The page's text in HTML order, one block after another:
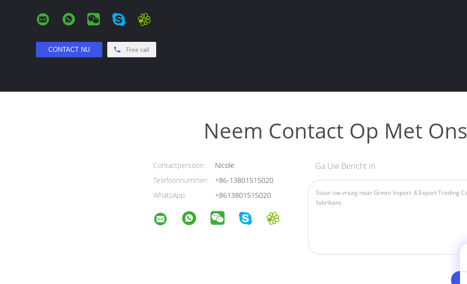
Free call
Neem Contact Op Met Ons
Contactpersoon:
Nicole
Telefoonnummer:
+86-13801515020
WhatsApp:
+8613801515020
Ga Uw Bericht in